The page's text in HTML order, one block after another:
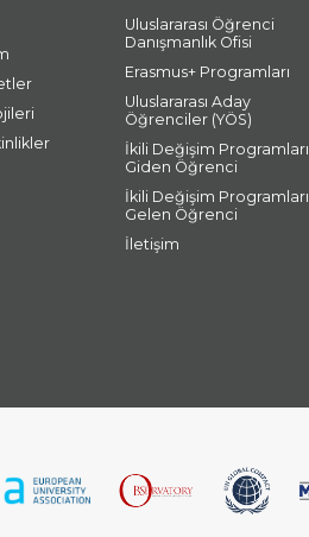
Uluslararası Öğrenci
Danışmanlık Ofisi
Erasmus+ Programları
Uluslararası Aday
Öğrenciler (YÖS)
İkili Değişim Programları
Giden Öğrenci
İkili Değişim Programları
Gelen Öğrenci
İletişim